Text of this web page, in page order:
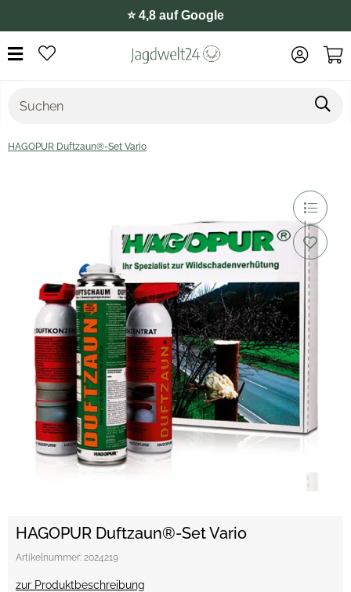
⭐️ 4,8 auf Google
HAGOPUR Duftzaun®-Set Vario
HAGOPUR Duftzaun®-Set Vario
Artikelnummer: 2024219
zur Produktbeschreibung